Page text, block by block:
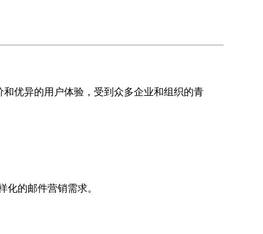
优异的用户体验，受到众多企业和组织的青
的邮件营销需求。